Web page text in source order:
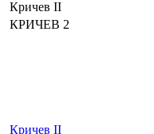
Кричев II
КРИЧЕВ 2
Кричев II